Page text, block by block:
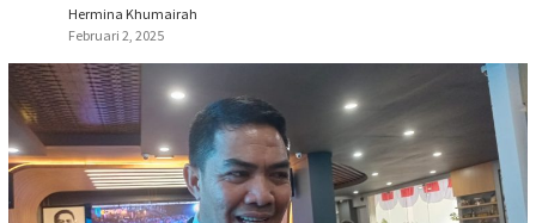
Hermina Khumairah
Februari 2, 2025